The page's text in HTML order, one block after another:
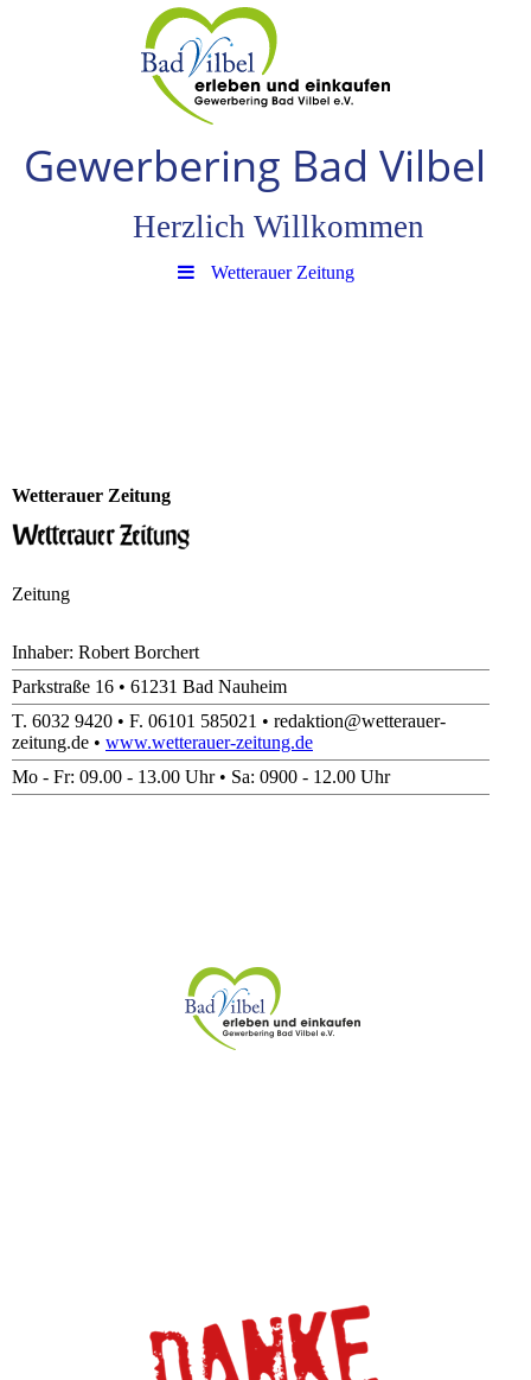
Gewerbering Bad Vilbel
Herzlich Willkommen
Wetterauer Zeitung
Wetterauer Zeitung
Zeitung
Inhaber: Robert Borchert
Parkstraße 16 • 61231 Bad Nauheim
T. 6032 9420 • F. 06101 585021 • redaktion@wetterauer-
zeitung.de • www.wetterauer-zeitung.de
Mo - Fr: 09.00 - 13.00 Uhr • Sa: 0900 - 12.00 Uhr